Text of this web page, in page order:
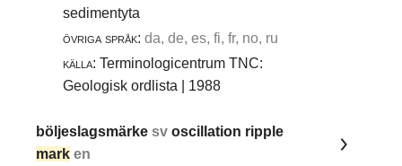
sedimentyta
övriga språk: da, de, es, fi, fr, no, ru
källa: Terminologicentrum TNC:
Geologisk ordlista | 1988
böljeslagsmärkesvoscillation ripple
mark en